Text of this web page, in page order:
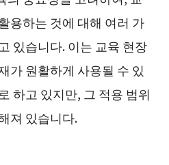
용하는 것에 대해 여러 가
있습니다. 이는 교육 현장
가 원활하게 사용될 수 있
하고 있지만, 그 적용 범위
져 있습니다.